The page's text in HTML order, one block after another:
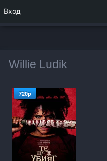
Willie Ludik
720p
Вход